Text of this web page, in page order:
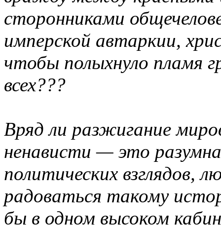
сторонниками
имперской автаркии,
чтобы полыхнуло пламя
всех???
Вряд ли разжигание
ненависти — это
политических взглядов,
радоваться такому
бы в одном высоком